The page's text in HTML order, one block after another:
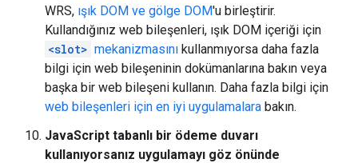
WRS, ışık DOM ve gölge DOM'u birleştirir.
Kullandığınız web bileşenleri, ışık DOM içeriği için
<slot> mekanizmasını kullanmıyorsa daha fazla
bilgi için web bileşeninin dokümanlarına bakın veya
başka bir web bileşeni kullanın. Daha fazla bilgi için
web bileşenleri için en iyi uygulamalara bakın.
JavaScript tabanlı bir ödeme duvarı
kullanıyorsanız uygulamayı göz önünde